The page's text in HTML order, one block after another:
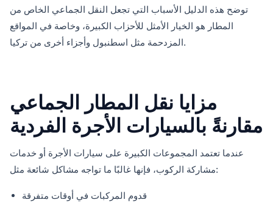
توضح هذه الدليل الأسباب التي تجعل النقل الجماعي الخاص من
المطار هو الخيار الأمثل للأحزاب الكبيرة، وخاصة في المواقع
المزدحمة مثل اسطنبول وأجزاء أخرى من تركيا.
مزايا نقل المطار الجماعي
مقارنةً بالسيارات الأجرة الفردية
عندما تعتمد المجموعات الكبيرة على سيارات الأجرة أو خدمات
مشاركة الركوب، فإنها غالبًا ما تواجه مشاكل شائعة مثل:
قدوم المركبات في أوقات متفرقة